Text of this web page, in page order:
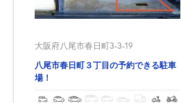
大阪府八尾市春日町3-3-19
八尾市春日町３丁目の予約できる駐車
場！